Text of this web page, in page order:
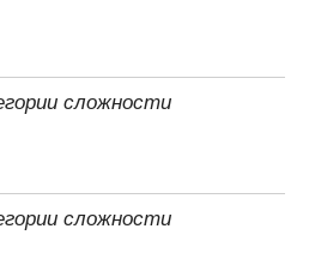
сложности
сложности